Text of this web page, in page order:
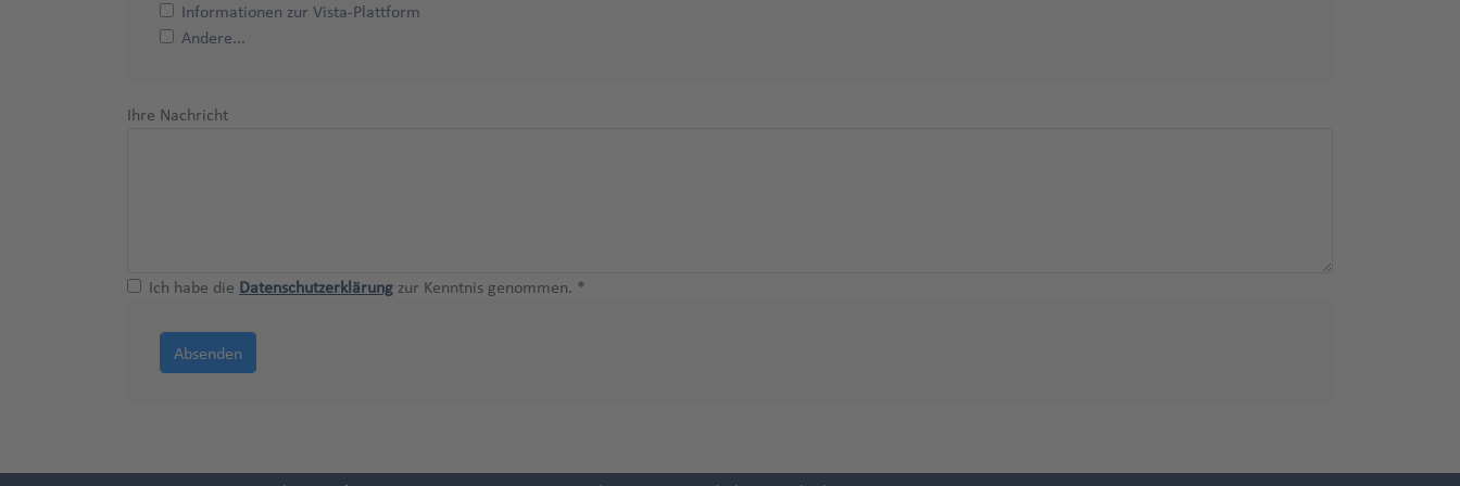
Informationen zur Vista-Plattform
Andere...
Ihre Nachricht
Ich habe die Datenschutzerklärung zur Kenntnis genommen. *